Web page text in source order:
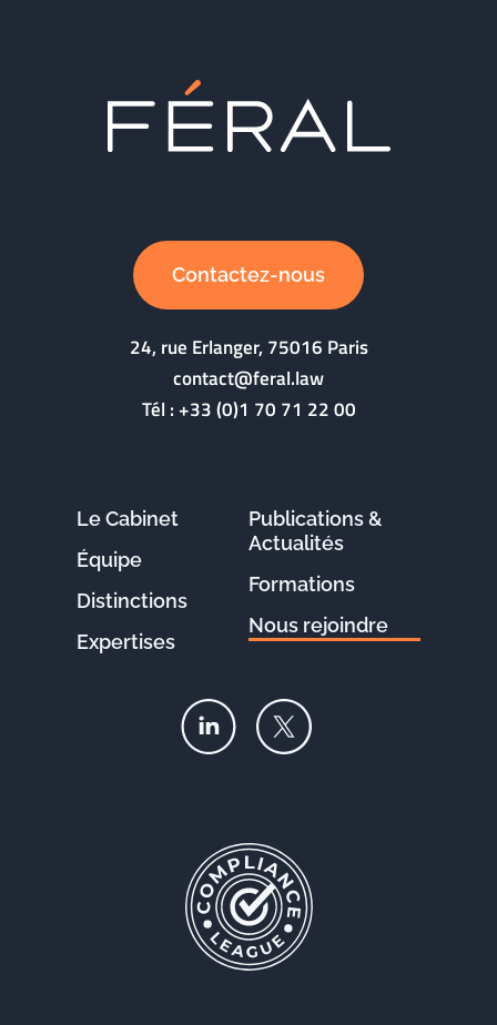
Contactez-nous
24, rue Erlanger, 75016 Paris
contact@feral.law
Tél :+33 (0)1 70 71 22 00
Le Cabinet
Équipe
Distinctions
Expertises
Publications &
Actualités
Formations
Nous rejoindre